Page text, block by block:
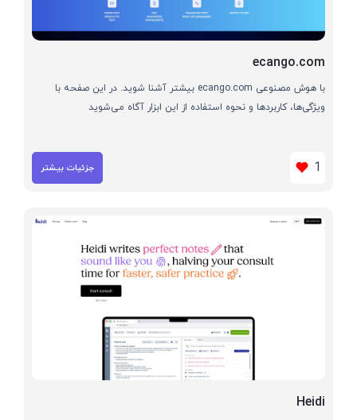
ecango.com
با هوش مصنوعی ecango.com بیشتر آشنا شوید. در این صفحه با
ویژگی‌ها، کاربردها و نحوه استفاده از این ابزار آگاه می‌شوید
1 جزئیات بیشتر
Heidi